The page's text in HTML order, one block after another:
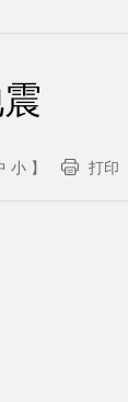
小 】 打印